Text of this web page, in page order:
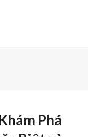
Phá